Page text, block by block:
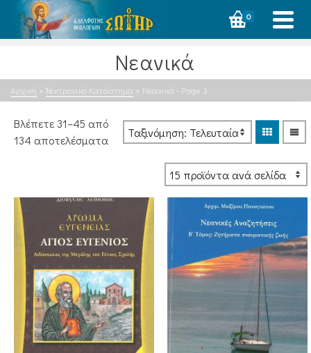
0
Νεανικά
Αρχική » Ἠλεκτρονικό Κατάστημα » Νεανικά - Page 3
Βλέπετε 31–45 από
134 αποτελέσματαSorted